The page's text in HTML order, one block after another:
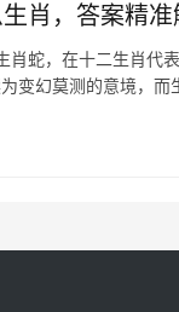
肖，答案精准
肖蛇，在十二生肖代
变幻莫测的意境，